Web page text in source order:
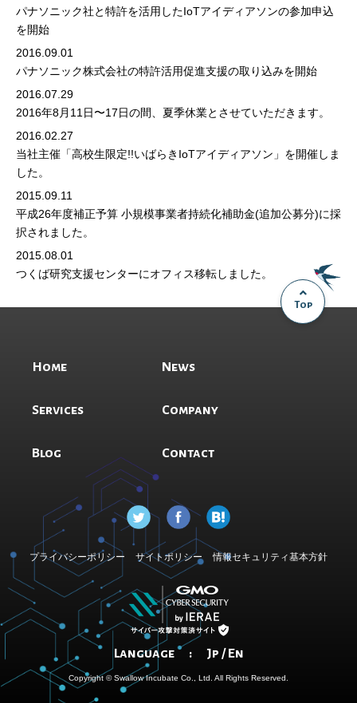
パナソニック社と特許を活用したIoTアイディアソンの参加申込
を開始
2016.09.01
パナソニック株式会社の特許活用促進支援の取り込みを開始
2016.07.29
2016年8月11日〜17日の間、夏季休業とさせていただきます。
2016.02.27
当社主催「高校生限定!!いばらきIoTアイディアソン」を開催しま
した。
2015.09.11
平成26年度補正予算 小規模事業者持続化補助金(追加公募分)に採
択されました。
2015.08.01
つくば研究支援センターにオフィス移転しました。
Top
Home News
Services Company
Blog Contact
プライバシーポリシー サイトポリシー 情報セキュリティ基本方針
Language : Jp /En
Copyright © Swallow Incubate Co., Ltd. All Rights Reserved.